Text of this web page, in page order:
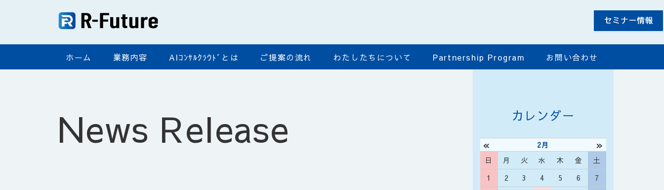
ホーム 業務内容 AIｺﾝｻﾙｸﾗｳﾄﾞとは ご提案の流れ わたしたちについて Partnership Program お問い合わせ
News Release カレンダー
« 2月 »
日 月 火 水 木 金
土
1
2 3 4 5 6
7